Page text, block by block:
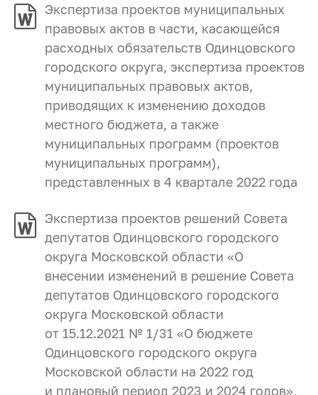
Экспертиза проектов муниципальных
правовых актов в части, касающейся
расходных обязательств Одинцовского
городского округа, экспертиза проектов
муниципальных правовых актов,
приводящих к изменению доходов
местного бюджета, а также
муниципальных программ (проектов
муниципальных программ),
представленных в 4 квартале 2022 года
Экспертиза проектов решений Совета
депутатов Одинцовского городского
округа Московской области «О
внесении изменений в решение Совета
депутатов Одинцовского городского
округа Московской области
от 15.12.2021 № 1/31 «О бюджете
Одинцовского городского округа
Московской области на 2022 год
и плановый период 2023 и 2024 годов»,